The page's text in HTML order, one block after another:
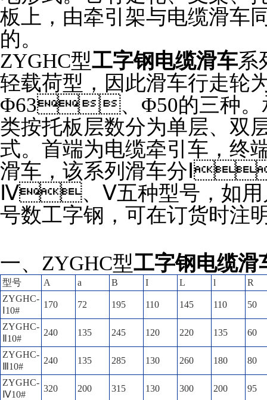
板上，由牵引架与电缆滑车
的。
ZYGHC型工字钢电缆滑车系
轻载荷型，因此滑车行走
Φ63、Φ50的三种
类按托板层数分为单层、双层
式。首端为电缆牵引车，
滑车，该系列滑车
Ⅳ、Ⅴ五种型号，如用户采
号数工字钢，可在订货时注明
一、ZYGHC型工字钢电缆滑
型号 A a B I L l
R
ZYGHC-
Ⅰ10#
170 72 195 110 145 110 50
ZYGHC-
Ⅱ10#
240 135 245 120 220 135 60
ZYGHC-
Ⅲ10#
240 135 285 130 260 180 80
ZYGHC-
Ⅳ10#
320 200 315 130 300 200 95